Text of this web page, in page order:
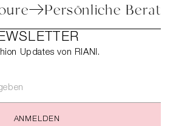
Persönliche
Updates von RIANI.
ANMELDEN